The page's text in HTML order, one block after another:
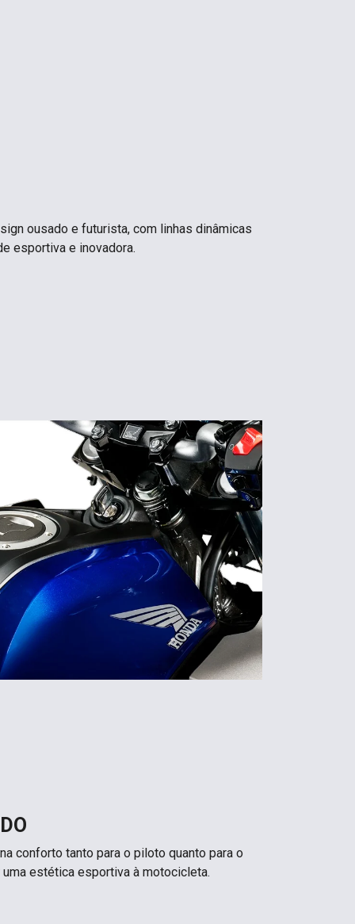
ousado e futurista, com linhas dinâmicas
esportiva e inovadora.
conforto tanto para o piloto quanto para o
estética esportiva à motocicleta.